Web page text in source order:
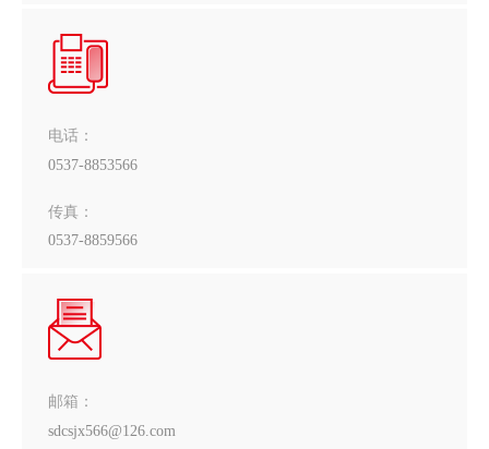
电话：
0537-8853566
传真：
0537-8859566
邮箱：
sdcsjx566@126.com